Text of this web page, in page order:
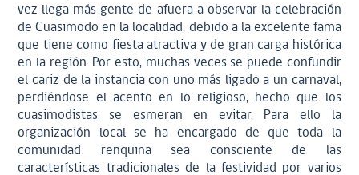
vez llega más gente de afuera a observar la celebración
de Cuasimodo en la localidad, debido a la excelente fama
que tiene como fiesta atractiva y de gran carga histórica
en la región. Por esto, muchas veces se puede confundir
el cariz de la instancia con uno más ligado a un carnaval,
perdiéndose el acento en lo religioso, hecho que los
cuasimodistas se esmeran en evitar. Para ello la
organización local se ha encargado de que toda la
comunidad renquina sea consciente de las
características tradicionales de la festividad por varios